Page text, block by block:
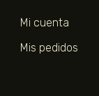
Mi cuenta
Mis pedidos